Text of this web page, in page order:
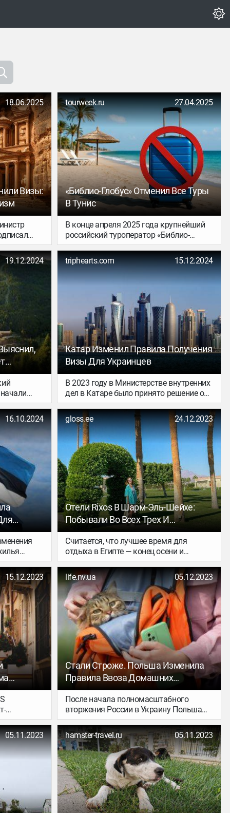
18.06.2025
Визы:
виз
поездки
и
на
90 дней в
tourweek.ru 27.04.2025
«Библио-Глобус» Отменил Все Туры
В Тунис
В конце апреля 2025 года крупнейший
российский туроператор «Библио-
Глобус» уведомил турагентов об отмене
всех туров в Тунис.
19.12.2024
иметь
triphearts.com 15.12.2024
Катар Изменил Правила Получения
Визы Для Украинцев
В 2023 году в Министерстве внутренних
дел в Катаре было принято решение о
внесении дополнительных требований
для получения виз. Эти требования
касаются и украинцев, желающих
получить визу по прибытии в страну.
16.10.2024
свою
gloss.ee 24.12.2023
Отели Rixos В Шарм-Эль-Шейхе:
Побывали Во Всех Трех И
Выяснили, Где Отдыхать С
Друзьями, Где — С Семьей, А Где —
Без Детей
Считается, что лучшее время для
отдыха в Египте — конец осени и
поздняя весна, но и зимой это
направление весьма популярно среди
эстонских туристов. В конце концов, что
для египтянина зима, то для нас — лето.
15.12.2023
правилах
этом
life.nv.ua 05.12.2023
Стали Строже. Польша Изменила
Правила Ввоза Домашних
Животных Из Украины
После начала полномасштабного
вторжения России в Украину Польша
приняла тысячи беженцев, в том числе
с домашними животными. В первые
месяцы правила пересечения границы
были максимально упрощены, однако
недавно их пересмотрели и обновили.
05.11.2023 hamster-travel.ru 05.11.2023